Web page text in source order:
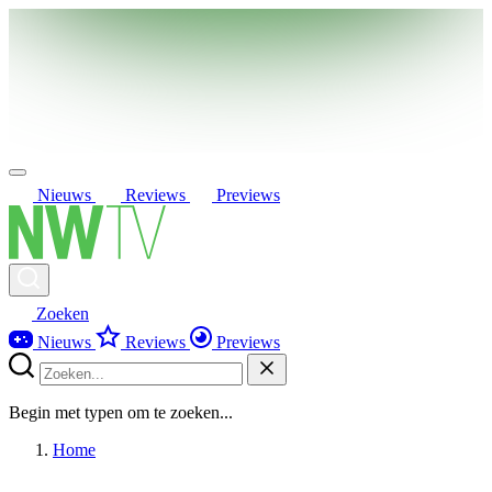
Nieuws Reviews Previews
Zoeken
Nieuws
Reviews Previews
Begin met typen om te zoeken...
Home